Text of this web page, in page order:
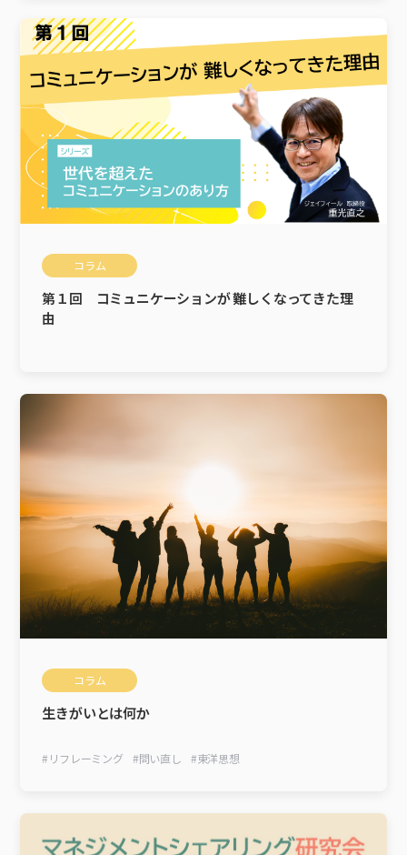
コラム
第１回 コミュニケーションが 難しくなってきた理
由
コラム
生きがいとは何か
# リフレーミング #問い直し #東洋思想